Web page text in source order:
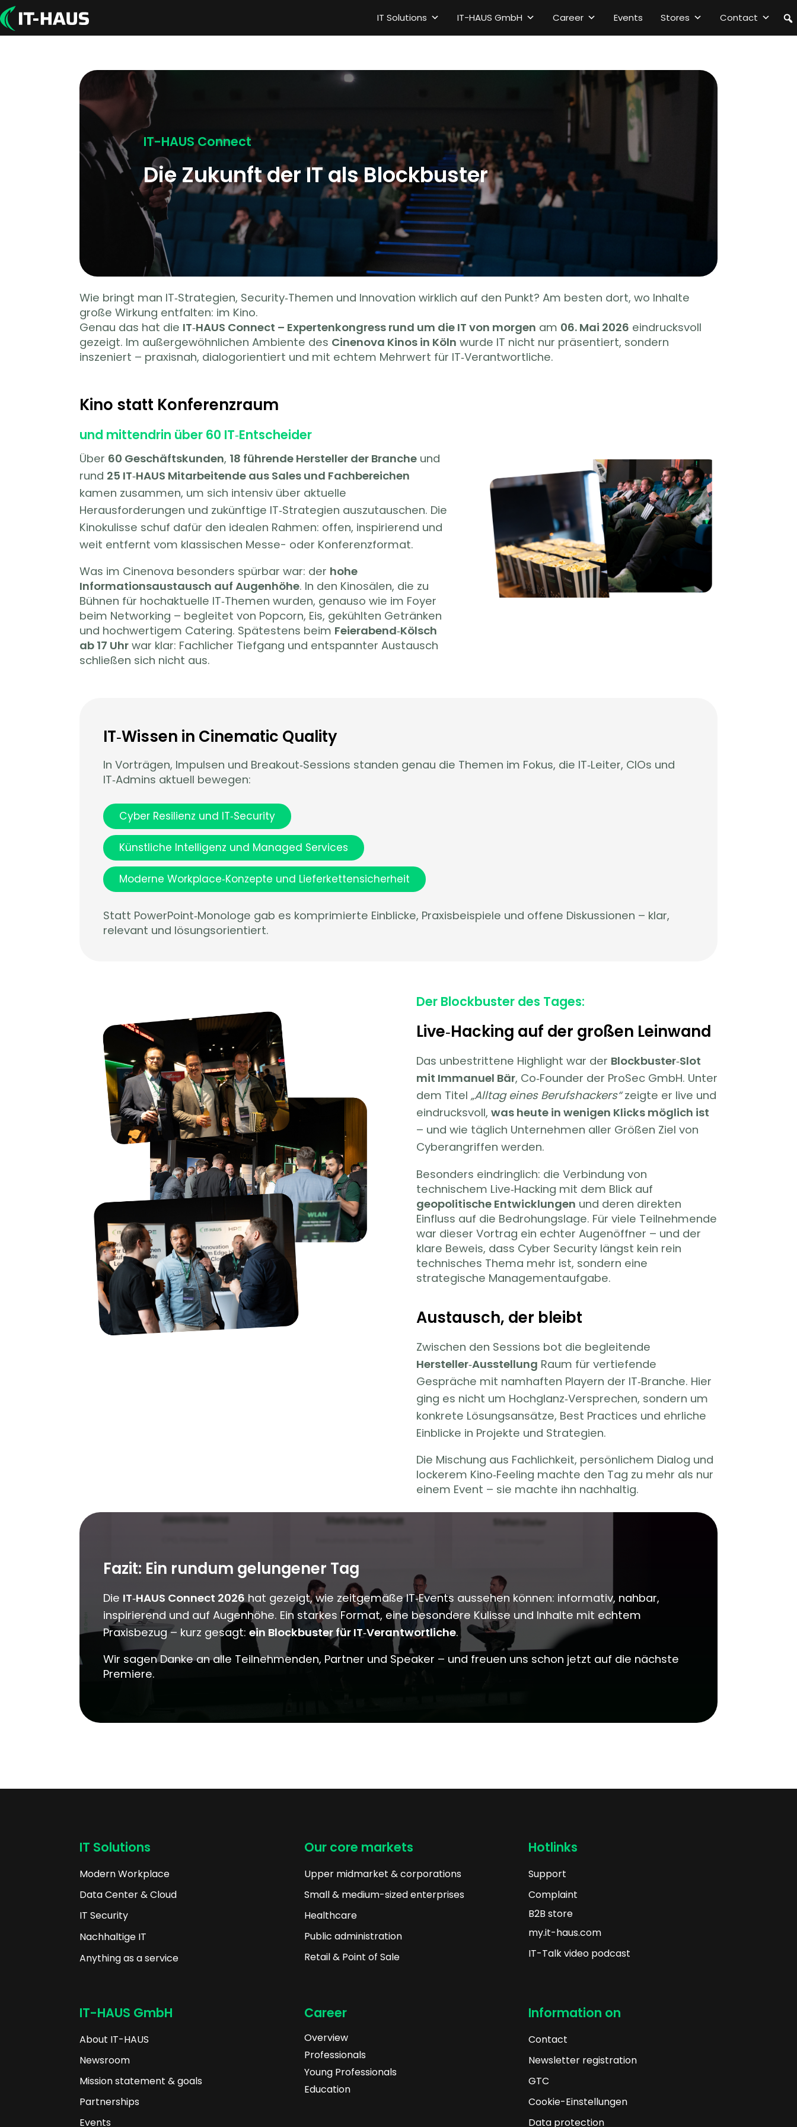
IT Solutions IT-HAUS GmbH Career Events Stores Contact
IT-HAUS Connect
Die Zukunft der IT als Blockbuster
Wie bringt man IT‑Strategien, Security‑Themen und Innovation wirklich auf den Punkt? Am besten dort, wo Inhalte
große Wirkung entfalten: im Kino.
Genau das hat die IT‑HAUS Connect – Expertenkongress rund um die IT von morgen am 06. Mai 2026 eindrucksvoll
gezeigt. Im außergewöhnlichen Ambiente des Cinenova Kinos in Köln wurde IT nicht nur präsentiert, sondern
inszeniert – praxisnah, dialogorientiert und mit echtem Mehrwert für IT‑Verantwortliche.
Kino statt Konferenzraum
und mittendrin über 60 IT‑Entscheider
Über 60 Geschäftskunden, 18 führende Hersteller der Branche und
rund 25 IT‑HAUS Mitarbeitende aus Sales und Fachbereichen
kamen zusammen, um sich intensiv über aktuelle
Herausforderungen und zukünftige IT‑Strategien auszutauschen. Die
Kinokulisse schuf dafür den idealen Rahmen: offen, inspirierend und
weit entfernt vom klassischen Messe- oder Konferenzformat.
Was im Cinenova besonders spürbar war: der hohe
Informationsaustausch auf Augenhöhe. In den Kinosälen, die zu
Bühnen für hochaktuelle IT‑Themen wurden, genauso wie im Foyer
beim Networking – begleitet von Popcorn, Eis, gekühlten Getränken
und hochwertigem Catering. Spätestens beim Feierabend‑Kölsch
ab 17 Uhr war klar: Fachlicher Tiefgang und entspannter Austausch
schließen sich nicht aus.
IT‑Wissen in Cinematic Quality
In Vorträgen, Impulsen und Breakout‑Sessions standen genau die Themen im Fokus, die IT‑Leiter, CIOs und
IT‑Admins aktuell bewegen:
Cyber Resilienz und IT‑Security
Künstliche Intelligenz und Managed Services
Moderne Workplace‑Konzepte und Lieferkettensicherheit
Statt PowerPoint‑Monologe gab es komprimierte Einblicke, Praxisbeispiele und offene Diskussionen – klar,
relevant und lösungsorientiert.
Der Blockbuster des Tages:
Live‑Hacking auf der großen Leinwand
Das unbestrittene Highlight war der Blockbuster‑Slot
mit Immanuel Bär, Co‑Founder der ProSec GmbH. Unter
dem Titel „Alltag eines Berufshackers“zeigte er live und
eindrucksvoll, was heute in wenigen Klicks möglich ist
– und wie täglich Unternehmen aller Größen Ziel von
Cyberangriffen werden.
Besonders eindringlich: die Verbindung von
technischem Live‑Hacking mit dem Blick auf
geopolitische Entwicklungen und deren direkten
Einfluss auf die Bedrohungslage. Für viele Teilnehmende
war dieser Vortrag ein echter Augenöffner – und der
klare Beweis, dass Cyber Security längst kein rein
technisches Thema mehr ist, sondern eine
strategische Managementaufgabe.
Austausch, der bleibt
Zwischen den Sessions bot die begleitende
Hersteller‑Ausstellung Raum für vertiefende
Gespräche mit namhaften Playern der IT‑Branche. Hier
ging es nicht um Hochglanz‑Versprechen, sondern um
konkrete Lösungsansätze, Best Practices und ehrliche
Einblicke in Projekte und Strategien.
Die Mischung aus Fachlichkeit, persönlichem Dialog und
lockerem Kino‑Feeling machte den Tag zu mehr als nur
einem Event – sie machte ihn nachhaltig.
Fazit: Ein rundum gelungener Tag
Die IT‑HAUS Connect 2026 hat gezeigt, wie zeitgemäße IT‑Events aussehen können: informativ, nahbar,
inspirierend und auf Augenhöhe. Ein starkes Format, eine besondere Kulisse und Inhalte mit echtem
Praxisbezug – kurz gesagt:ein Blockbuster für IT‑Verantwortliche.
Wir sagen Danke an alle Teilnehmenden, Partner und Speaker – und freuen uns schon jetzt auf die nächste
Premiere.
IT Solutions
Modern Workplace
Data Center & Cloud
IT Security
Nachhaltige IT
Anything as a service
Our core markets
Upper midmarket & corporations
Small & medium-sized enterprises
Healthcare
Public administration
Retail & Point of Sale
Hotlinks
Support
Complaint
B2B store
my.it-haus.com
IT-Talk video podcast
IT-HAUS GmbH
About IT-HAUS
Newsroom
Mission statement & goals
Partnerships
Events
Career
Overview
Professionals
Young Professionals
Education
Information on
Contact
Newsletter registration
GTC
Cookie-Einstellungen
Data protection